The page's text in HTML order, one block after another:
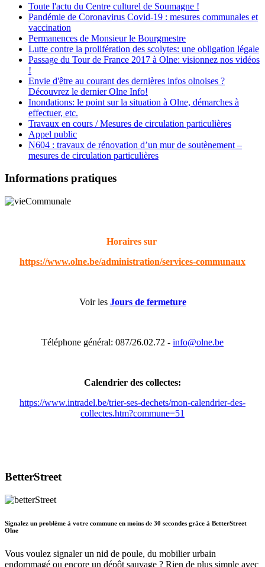
Toute l'actu du Centre culturel de Soumagne !
Pandémie de Coronavirus Covid-19 : mesures communales et
vaccination
Permanences de Monsieur le Bourgmestre
Lutte contre la prolifération des scolytes: une obligation légale
Passage du Tour de France 2017 à Olne: visionnez nos vidéos
!
Envie d'être au courant des dernières infos olnoises ?
Découvrez le dernier Olne Info!
Inondations: le point sur la situation à Olne, démarches à
effectuer, etc.
Travaux en cours / Mesures de circulation particulières
Appel public
N604 : travaux de rénovation d’un mur de soutènement –
mesures de circulation particulières
Informations pratiques
Horaires sur
https://www.olne.be/administration/services-communaux
Voir les Jours de fermeture
Téléphone général: 087/26.02.72 - info@olne.be
Calendrier des collectes:
https://www.intradel.be/trier-ses-dechets/mon-calendrier-des-
collectes.htm?commune=51
BetterStreet
Signalez un problème à votre commune en moins de 30 secondes grâce à BetterStreet
Olne
Vous voulez signaler un nid de poule, du mobilier urbain
endommagé ou encore un dépôt sauvage ? Rien de plus simple avec